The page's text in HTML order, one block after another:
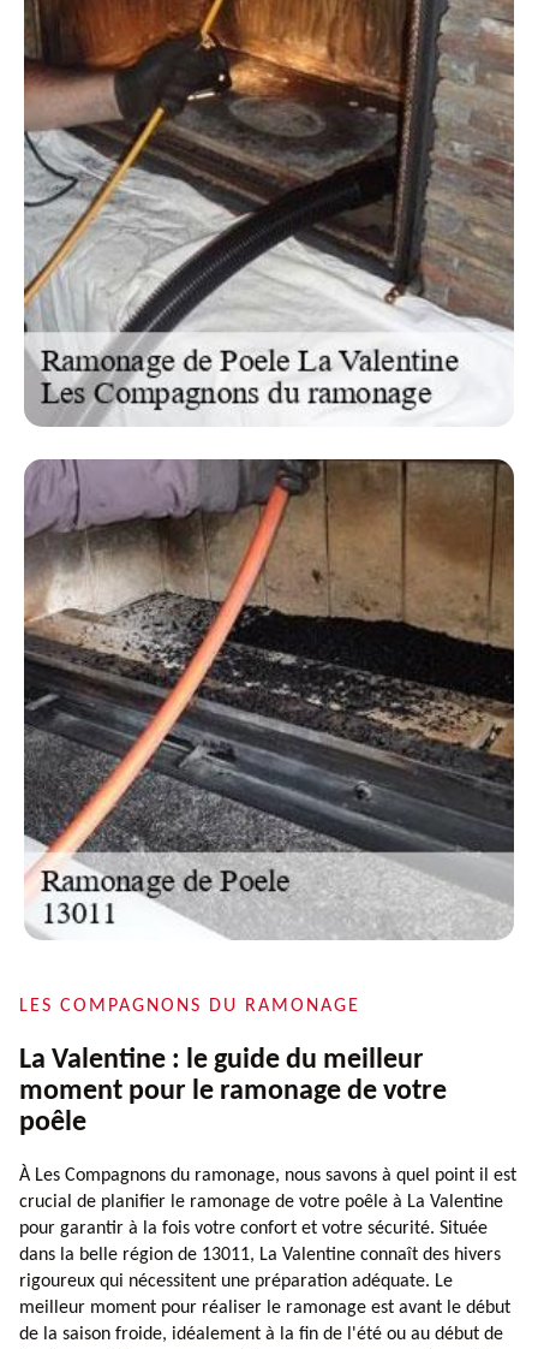
LES COMPAGNONS DU RAMONAGE
La Valentine : le guide du meilleur
moment pour le ramonage de votre
poêle
À Les Compagnons du ramonage, nous savons à quel point il est
crucial de planifier le ramonage de votre poêle à La Valentine
pour garantir à la fois votre confort et votre sécurité. Située
dans la belle région de 13011, La Valentine connaît des hivers
rigoureux qui nécessitent une préparation adéquate. Le
meilleur moment pour réaliser le ramonage est avant le début
de la saison froide, idéalement à la fin de l'été ou au début de